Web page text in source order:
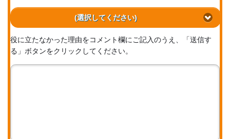
(選択してください)
役に立たなかった理由をコメント欄にご記入のうえ、「送信す
る」ボタンをクリックしてください。